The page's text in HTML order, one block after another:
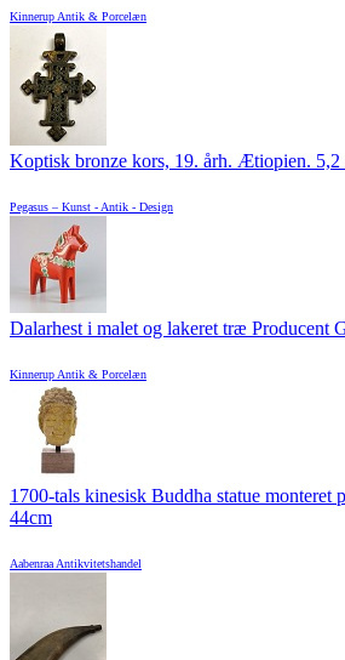
Kinnerup Antik & Porcelæn
Koptisk bronze kors, 19. årh. Ætiopien. 5,2
Pegasus – Kunst - Antik - Design
Dalarhest i malet og lakeret træ Producent
Kinnerup Antik & Porcelæn
1700-tals kinesisk Buddha statue monteret
44cm
Aabenraa Antikvitetshandel